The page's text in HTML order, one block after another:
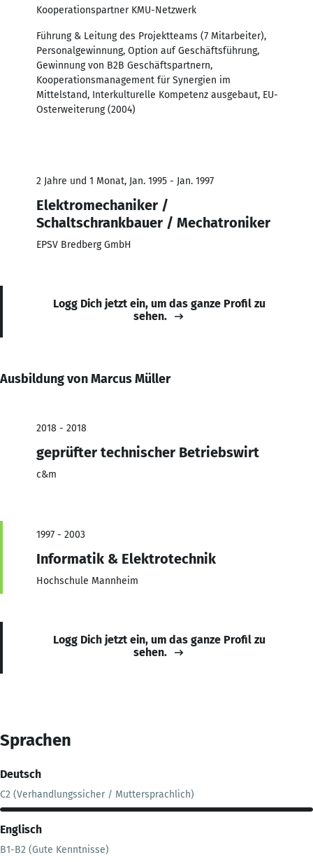
Kooperationspartner KMU-Netzwerk
Führung & Leitung des Projektteams (7 Mitarbeiter),
Personalgewinnung, Option auf Geschäftsführung,
Gewinnung von B2B Geschäftspartnern,
Kooperationsmanagement für Synergien im
Mittelstand, Interkulturelle Kompetenz ausgebaut, EU-
Osterweiterung (2004)
2 Jahre und 1 Monat, Jan. 1995 - Jan. 1997
Elektromechaniker /
Schaltschrankbauer / Mechatroniker
EPSV Bredberg GmbH
Logg Dich jetzt ein, um das ganze Profil zu
sehen.
Ausbildung von Marcus Müller
2018 - 2018
geprüfter technischer Betriebswirt
c&m
1997 - 2003
Informatik & Elektrotechnik
Hochschule Mannheim
Logg Dich jetzt ein, um das ganze Profil zu
sehen.
Sprachen
Deutsch
C2 (Verhandlungssicher / Muttersprachlich)
Englisch
B1-B2 (Gute Kenntnisse)